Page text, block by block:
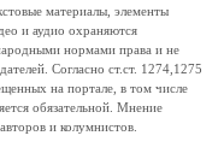
материалы, элементы
и аудио охраняются
нормами права и не
Согласно ст.ст. 1274,1275
на портале, в том числе
обязательной. Мнение
и колумнистов.